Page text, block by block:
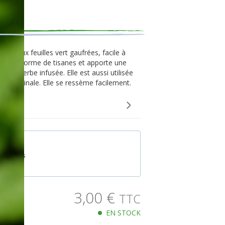
aux feuilles vert gaufrées, facile à
forme de tisanes et apporte une
d’herbe infusée. Elle est aussi utilisée
médicinale. Elle se ressème facilement.
graines
3,00 € TTC
EN STOCK